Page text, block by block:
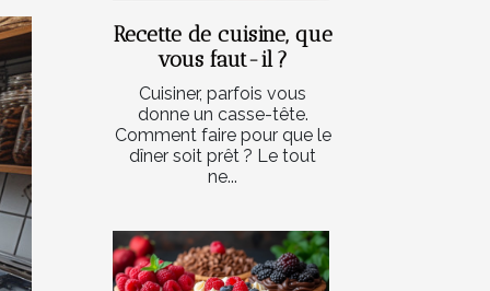
Recette de cuisine, que
vous faut-il ?
Cuisiner, parfois vous
donne un casse-tête.
Comment faire pour que le
dîner soit prêt ? Le tout
ne...